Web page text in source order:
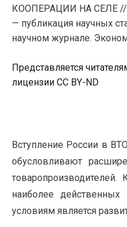
КООПЕРАЦИИ НА СЕЛЕ //
— публикация научных
научном журнале.
Представляется
лицензии CC BY-ND
Вступление России в
обусловливают
наиболее
условиям является